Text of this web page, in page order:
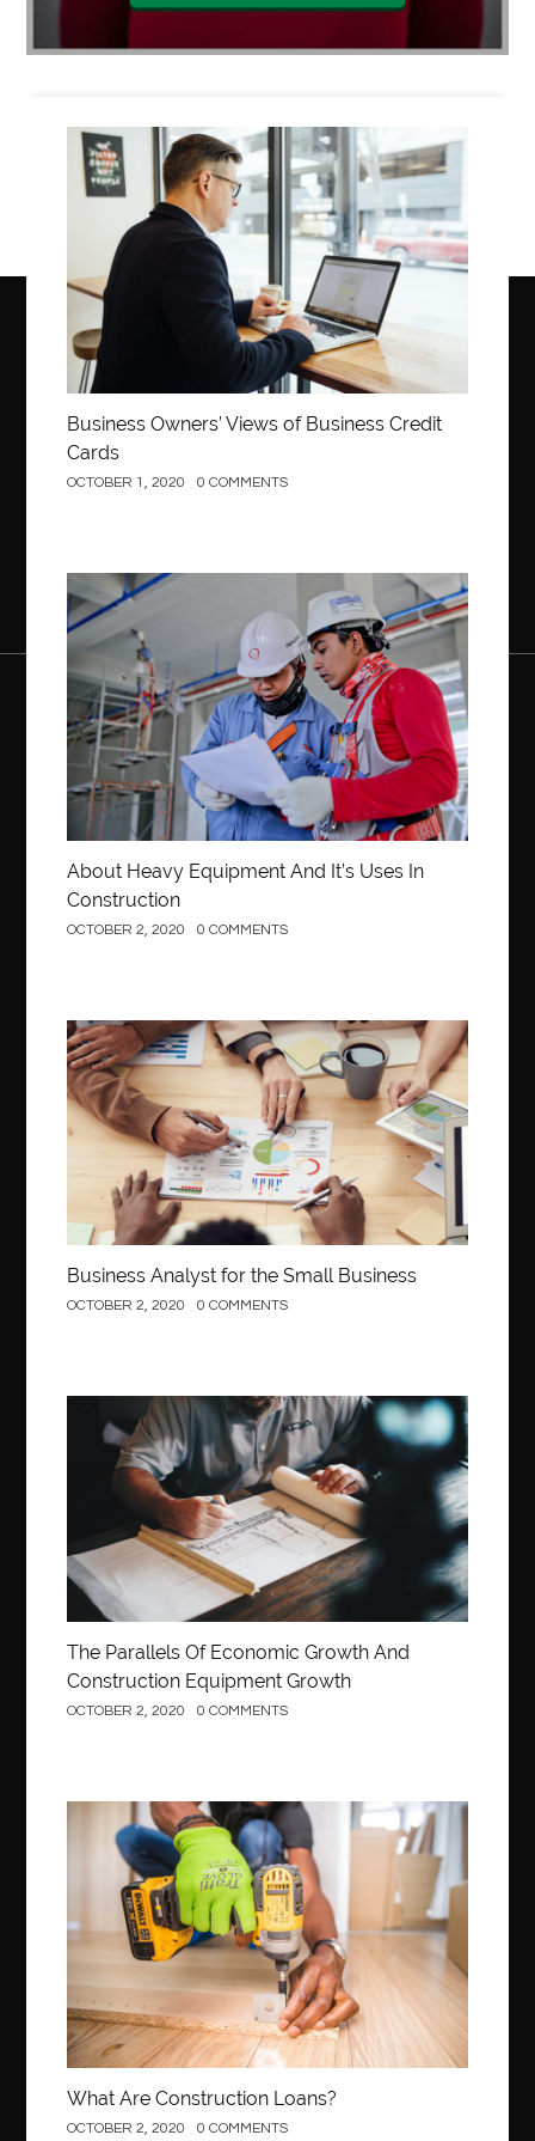
Business
Business Owners’ Views of Business Credit
Cards
OCTOBER 1, 2020 0 COMMENTS
Construction
About Heavy Equipment And It’s Uses In
Construction
OCTOBER 2, 2020 0 COMMENTS
Business
Business Analyst for the Small Business
OCTOBER 2, 2020 0 COMMENTS
Construction
The Parallels Of Economic Growth And
Construction Equipment Growth
OCTOBER 2, 2020 0 COMMENTS
Construction
What Are Construction Loans?
OCTOBER 2, 2020 0 COMMENTS